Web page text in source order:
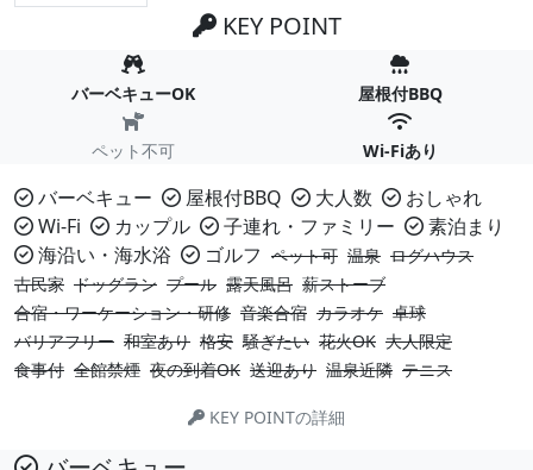
KEY POINT
バーベキューOK 屋根付BBQ
ペット不可 Wi-Fiあり
バーベキュー 屋根付BBQ 大人数
おしゃれ
Wi-Fi
カップル 子連れ・ファミリー
素泊まり
海沿い・海水浴
ゴルフ ペット可 温泉 ログハウス
古民家 ドッグラン プール 露天風呂 薪ストーブ
合宿・ワーケーション・研修 音楽合宿 カラオケ 卓球
バリアフリー 和室あり 格安 騒ぎたい 花火OK 大人限定
食事付 全館禁煙 夜の到着OK 送迎あり 温泉近隣 テニス
KEY POINTの詳細